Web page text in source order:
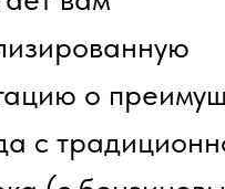
зимний период в
и Санкт‑Петербурге.
«Эволют
2026 года выпуска.